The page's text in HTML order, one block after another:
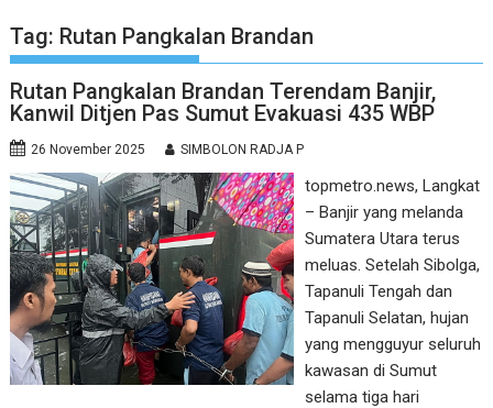
Tag: Rutan Pangkalan Brandan
Rutan Pangkalan Brandan Terendam Banjir,
Kanwil Ditjen Pas Sumut Evakuasi 435 WBP
26 November 2025 SIMBOLON RADJA P
topmetro.news, Langkat
– Banjir yang melanda
Sumatera Utara terus
meluas. Setelah Sibolga,
Tapanuli Tengah dan
Tapanuli Selatan, hujan
yang mengguyur seluruh
kawasan di Sumut
selama tiga hari